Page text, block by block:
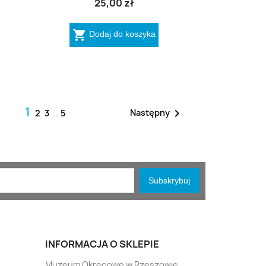
25,00 zł
 Dodaj do koszyka
1 2 3 … 5 Następny
INFORMACJA O SKLEPIE